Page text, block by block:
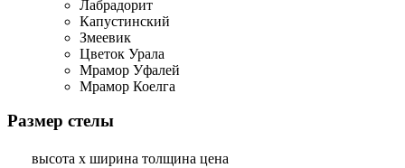
Лабрадорит
Капустинский
Змеевик
Цветок Урала
Мрамор Уфалей
Мрамор Коелга
Размер стелы
высота х ширина толщина цена